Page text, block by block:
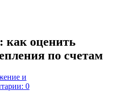
как оценить
по счетам
и
0